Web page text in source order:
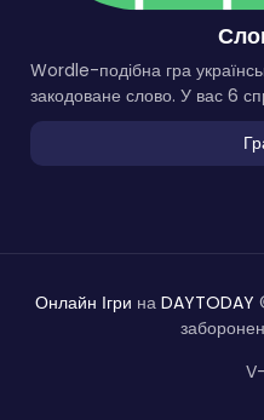
Wordle-подібна гра
закодоване слово. У вас 6
Онлайн Ігри на DAYTODAY